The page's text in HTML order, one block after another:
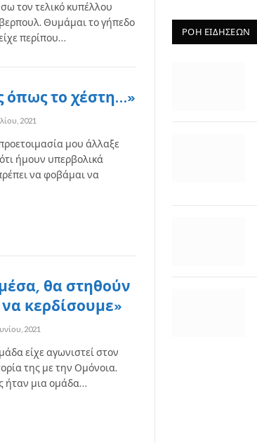
τον τελικό κυπέλλου
Θυμάμαι το γήπεδο
περίπου…
όπως το χέστη…»
2021
μου άλλαξε
ήμουν υπερβολικά
να φοβάμαι να
θα στηθούν
κερδίσουμε»
2021
είχε αγωνιστεί στον
της με την Ομόνοια.
ήταν μια ομάδα…
ΡΟΗ ΕΙΔΗΣΕΩΝ